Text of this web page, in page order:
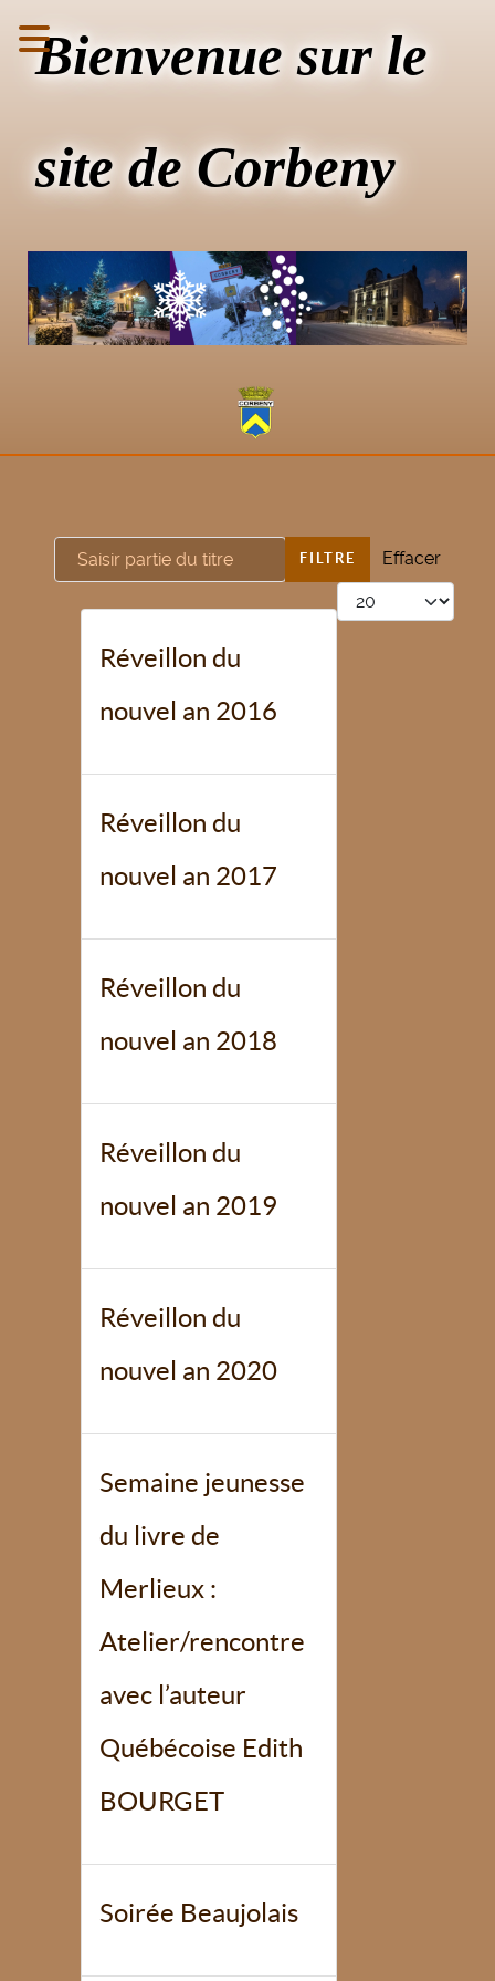
Bienvenue sur le
site de Corbeny
Saisir partie du titre FILTRE
Effacer
Afficher #
Réveillon du
nouvel an 2016
Réveillon du
nouvel an 2017
Réveillon du
nouvel an 2018
Réveillon du
nouvel an 2019
Réveillon du
nouvel an 2020
Semaine jeunesse
du livre de
Merlieux :
Atelier/rencontre
avec l’auteur
Québécoise Edith
BOURGET
Soirée Beaujolais